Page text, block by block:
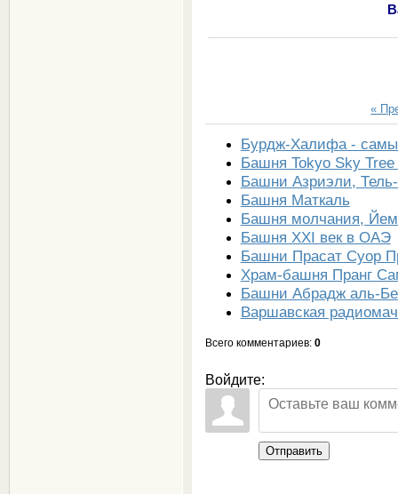
«
Бурдж-Халифа -
Башня Tokyo Sky Tree
Башни Азриэли,
Башня Маткаль
Башня молчания,
Башня XXI век в ОАЭ
Башни Прасат Суор
Храм-башня Пранг
Башни Абрадж аль-
Варшавская
Всего комментариев: 0
Войдите:
Отправить